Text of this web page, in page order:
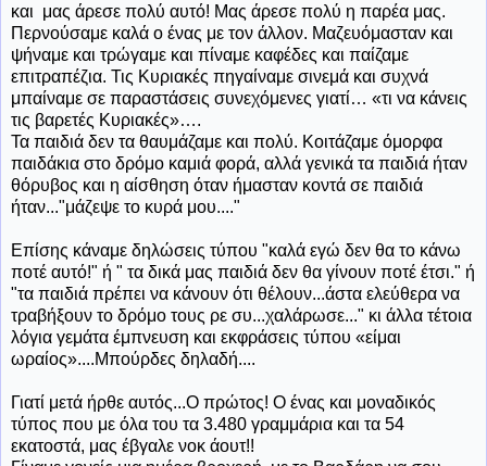
και μας άρεσε πολύ αυτό! Μας άρεσε πολύ η παρέα μας.
Περνούσαμε καλά ο ένας με τον άλλον. Μαζευόμασταν και
ψήναμε και τρώγαμε και πίναμε καφέδες και παίζαμε
επιτραπέζια. Τις Κυριακές πηγαίναμε σινεμά και συχνά
μπαίναμε σε παραστάσεις συνεχόμενες γιατί… «τι να κάνεις
τις βαρετές Κυριακές»….
Τα παιδιά δεν τα θαυμάζαμε και πολύ. Κοιτάζαμε όμορφα
παιδάκια στο δρόμο καμιά φορά, αλλά γενικά τα παιδιά ήταν
θόρυβος και η αίσθηση όταν ήμασταν κοντά σε παιδιά
ήταν..."μάζεψε το κυρά μου...."
Επίσης κάναμε δηλώσεις τύπου "καλά εγώ δεν θα το κάνω
ποτέ αυτό!" ή " τα δικά μας παιδιά δεν θα γίνουν ποτέ έτσι." ή
"τα παιδιά πρέπει να κάνουν ότι θέλουν...άστα ελεύθερα να
τραβήξουν το δρόμο τους ρε συ...χαλάρωσε..." κι άλλα τέτοια
λόγια γεμάτα έμπνευση και εκφράσεις τύπου «είμαι
ωραίος»....Μπούρδες δηλαδή....
Γιατί μετά ήρθε αυτός...Ο πρώτος! Ο ένας και μοναδικός
τύπος που με όλα του τα 3.480 γραμμάρια και τα 54
εκατοστά, μας έβγαλε νοκ άουτ!!